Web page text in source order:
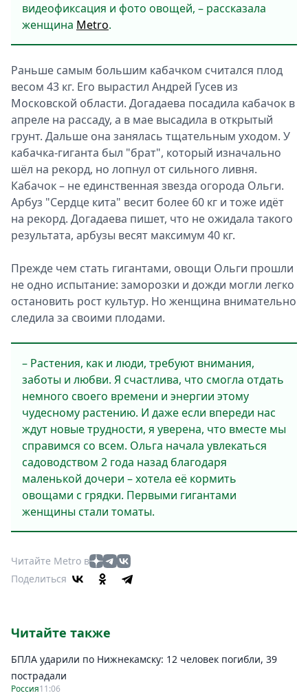
видеофиксация и фото овощей, – рассказала
женщина Metro.
Раньше самым большим кабачком считался плод
весом 43 кг. Его вырастил Андрей Гусев из
Московской области. Догадаева посадила кабачок в
апреле на рассаду, а в мае высадила в открытый
грунт. Дальше она занялась тщательным уходом. У
кабачка-гиганта был "брат", который изначально
шёл на рекорд, но лопнул от сильного ливня.
Кабачок – не единственная звезда огорода Ольги.
Арбуз "Сердце кита" весит более 60 кг и тоже идёт
на рекорд. Догадаева пишет, что не ожидала такого
результата, арбузы весят максимум 40 кг.
Прежде чем стать гигантами, овощи Ольги прошли
не одно испытание: заморозки и дожди могли легко
остановить рост культур. Но женщина внимательно
следила за своими плодами.
– Растения, как и люди, требуют внимания,
заботы и любви. Я счастлива, что смогла отдать
немного своего времени и энергии этому
чудесному растению. И даже если впереди нас
ждут новые трудности, я уверена, что вместе мы
справимся со всем. Ольга начала увлекаться
садоводством 2 года назад благодаря
маленькой дочери – хотела её кормить
овощами с грядки. Первыми гигантами
женщины стали томаты.
Читайте Metro в
Поделиться
Читайте также
БПЛА ударили по Нижнекамску: 12 человек погибли, 39
пострадали
Россия11:06